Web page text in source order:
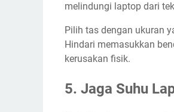
melindungi laptop dari
Pilih tas dengan ukuran
Hindari memasukkan
kerusakan fisik.
5. Jaga Suhu